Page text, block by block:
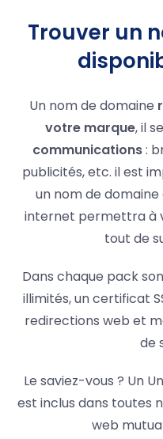
Trouver un
Un nom de domaine
votre marque, il
communications:
publicités, etc. il est
un nom de
internet permettra à
tout de
Dans chaque pack
illimités, un certificat
redirections web et
de
Le saviez-vous ? Un Un
est inclus dans toutes
web